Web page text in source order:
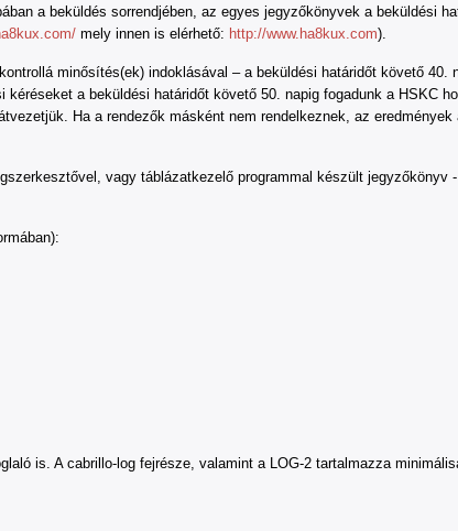
a beküldés sorrendjében, az egyes jegyzőkönyvek a beküldési
mely innen is elérhető: http://www.ha8kux.com).
minősítés(ek) indoklásával – a beküldési határidőt követő 40.
a beküldési határidőt követő 50. napig fogadunk a HSKC
Ha a rendezők másként nem rendelkeznek, az
vagy táblázatkezelő programmal készült
is. A cabrillo-log fejrésze, valamint a LOG-2 tartalmazza